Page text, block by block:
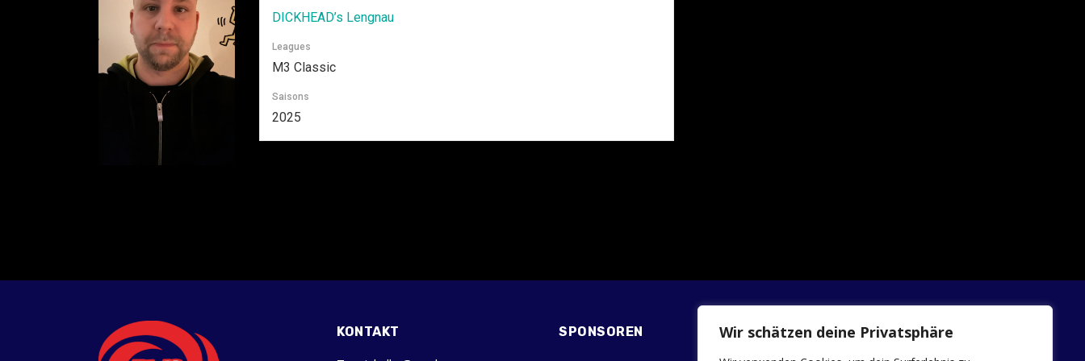
Wir schätzen deine Privatsphäre
DICKHEAD’s Lengnau
Leagues
M3 Classic
Saisons
2025
KONTAKT SPONSOREN INFOS